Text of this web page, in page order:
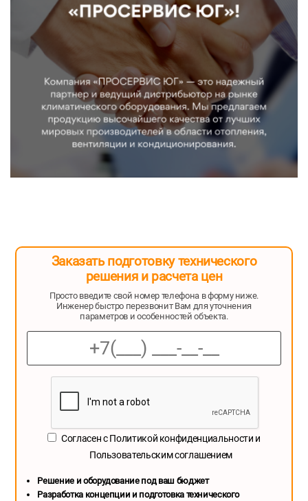
Заказать подготовку технического
решения и расчета цен
Просто введите свой номер телефона в форму ниже.
Инженер быстро перезвонит Вам для уточнения
параметров и особенностей объекта.
Согласен сПолитикой конфиденциальности и
Пользовательским соглашением
Решение и оборудование под ваш бюджет
Разработка концепции и подготовка технического